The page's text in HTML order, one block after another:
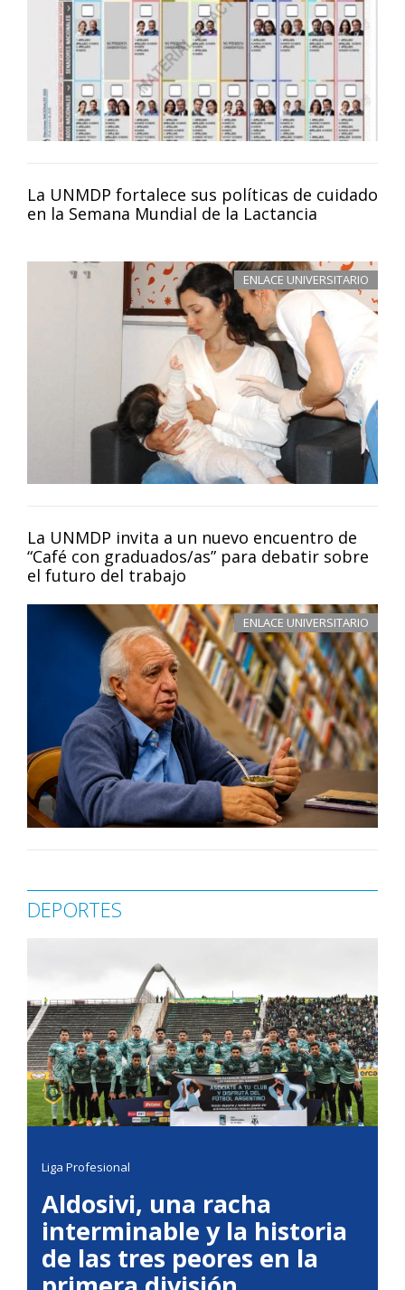
La UNMDP fortalece sus políticas de cuidado
en la Semana Mundial de la Lactancia
ENLACE UNIVERSITARIO
La UNMDP invita a un nuevo encuentro de
“Café con graduados/as” para debatir sobre
el futuro del trabajo
ENLACE UNIVERSITARIO
DEPORTES
Liga Profesional
Aldosivi, una racha
interminable y la historia
de las tres peores en la